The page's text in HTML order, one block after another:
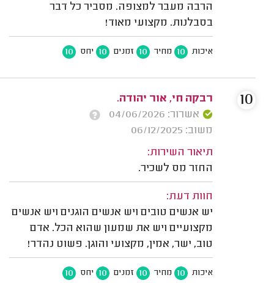
הרבה מעבר למצופה. מסביר כל דבר
בסבלנות. מקצועי מאוד!
איכות 10 מחיר 10 זמנים 10 יחס 10
רבקה חי, אור יהודה.
אשרור: 04/06/2026
משוב: 06/12/2025
תיאור השירות:
החזר מס לשכיר.
חוות דעת:
יש אנשים טובים ויש אנשים הוגנים ויש אנשים
מקצועיים ויש את שמעון שהוא הכל. אדם
טוב, ישר, אמין, מקצועי והוגן. פשוט נהדר!
איכות 10 מחיר 10 זמנים 10 יחס 10
10